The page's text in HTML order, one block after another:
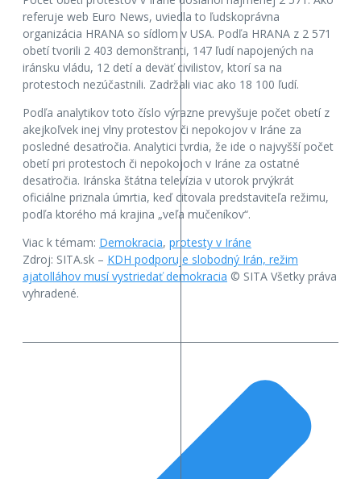
referuje web Euro News, uviedla to ľudskoprávna
organizácia HRANA so sídlom v USA. Podľa HRANA z 2 571
obetí tvorili 2 403 demonštranti, 147 ľudí napojených na
iránsku vládu, 12 detí a deväť civilistov, ktorí sa na
protestoch nezúčastnili. Zadržali viac ako 18 100 ľudí.
Podľa analytikov toto číslo výrazne prevyšuje počet obetí z
akejkoľvek inej vlny protestov či nepokojov v Iráne za
posledné desaťročia. Analytici tvrdia, že ide o najvyšší počet
obetí pri protestoch či nepokojoch v Iráne za ostatné
desaťročia. Iránska štátna televízia v utorok prvýkrát
oficiálne priznala úmrtia, keď citovala predstaviteľa režimu,
podľa ktorého má krajina „veľa mučeníkov“.
Viac k témam: Demokracia, protesty v Iráne
Zdroj: SITA.sk – KDH podporuje slobodný Irán, režim
ajatolláhov musí vystriedať demokracia © SITA Všetky práva
vyhradené.